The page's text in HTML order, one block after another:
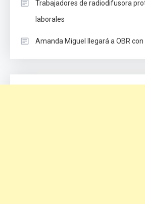
Trabajadores de radiodifusora
laborales
Amanda Miguel llegará a OBR